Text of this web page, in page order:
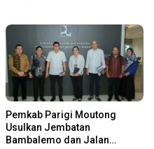
Pemkab Parigi Moutong
Usulkan Jembatan
Bambalemo dan Jalan